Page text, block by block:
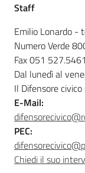
Assemblea
Attività
Argomenti
Per i media
Staff
Emilio Lonardo -
Numero Verde
Fax 051 527.5461
Dal lunedì al
Il Difensore civico
E-Mail:
PEC:
Chiedi il suo